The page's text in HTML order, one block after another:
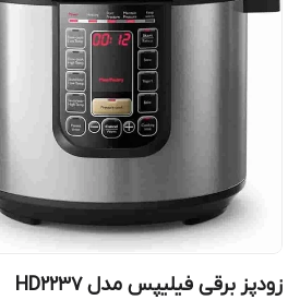
زودپز برقی فیلیپس مدل HD2237